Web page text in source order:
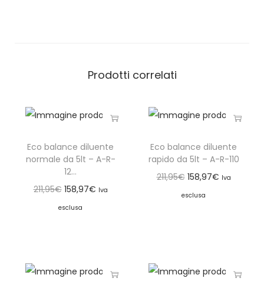
Prodotti correlati
Eco balance diluente
normale da 5lt – A-R-
12...
211,95€ 158,97€ Iva
esclusa
Eco balance diluente
rapido da 5lt – A-R-110
211,95€ 158,97€ Iva
esclusa